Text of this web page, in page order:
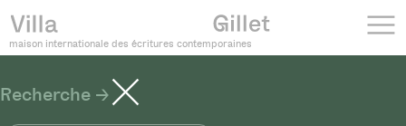
maison internationale des écritures contemporaines
Recherche